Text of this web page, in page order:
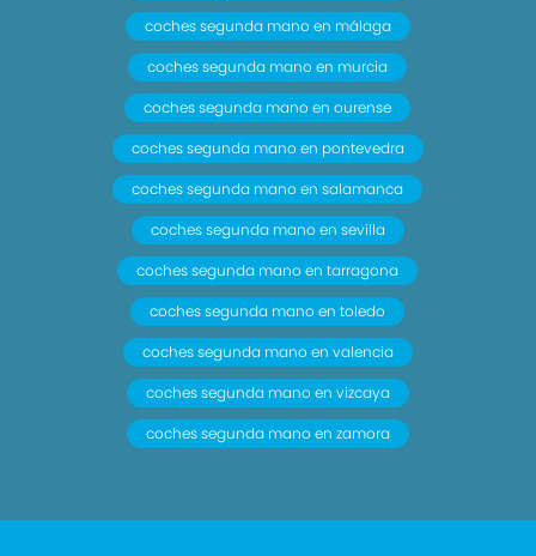
coches segunda mano en málaga
coches segunda mano en murcia
coches segunda mano en ourense
coches segunda mano en pontevedra
coches segunda mano en salamanca
coches segunda mano en sevilla
coches segunda mano en tarragona
coches segunda mano en toledo
coches segunda mano en valencia
coches segunda mano en vizcaya
coches segunda mano en zamora